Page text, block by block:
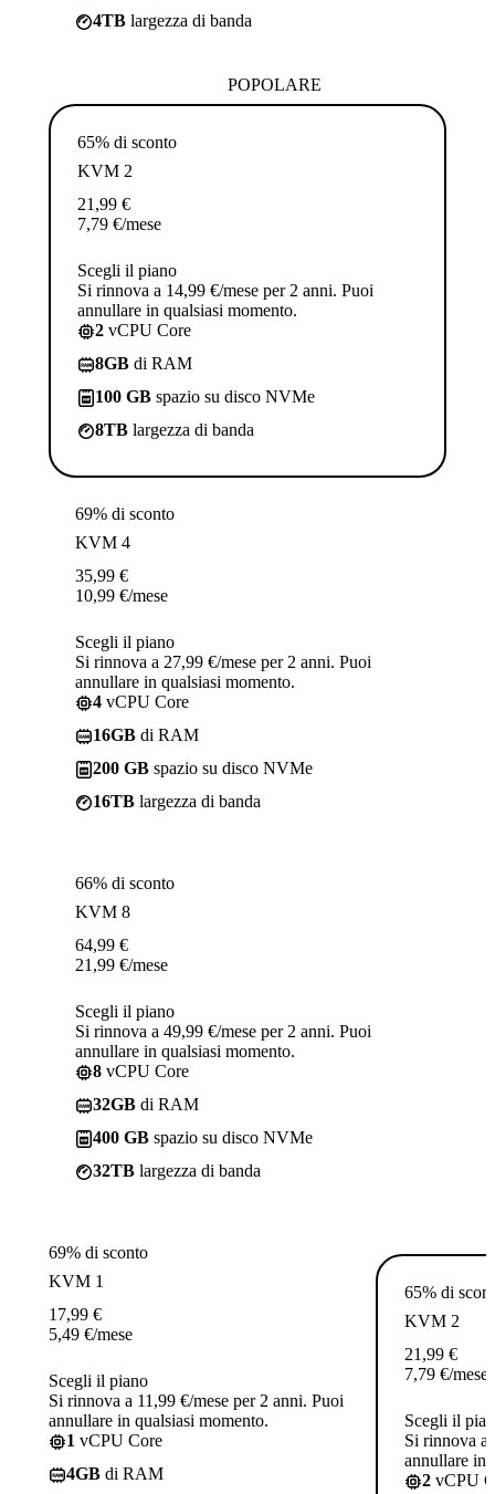
4TB largezza di banda
POPOLARE
65% di sconto
KVM 2
21,99 €
7,79 €/mese
Scegli il piano
Si rinnova a 14,99 €/mese per 2 anni. Puoi
annullare in qualsiasi momento.
2 vCPU Core
8GB di RAM
100 GB spazio su disco NVMe
8TB largezza di banda
69% di sconto
KVM 4
35,99 €
10,99 €/mese
Scegli il piano
Si rinnova a 27,99 €/mese per 2 anni. Puoi
annullare in qualsiasi momento.
4 vCPU Core
16GB di RAM
200 GB spazio su disco NVMe
16TB largezza di banda
66% di sconto
KVM 8
64,99 €
21,99 €/mese
Scegli il piano
Si rinnova a 49,99 €/mese per 2 anni. Puoi
annullare in qualsiasi momento.
8 vCPU Core
32GB di RAM
400 GB spazio su disco NVMe
32TB largezza di banda
69% di sconto
KVM 1
17,99 €
5,49 €/mese
Scegli il piano
Si rinnova a 11,99 €/mese per 2 anni. Puoi
annullare in qualsiasi momento.
1 vCPU Core
4GB di RAM
65% di
KVM 2
21,99 €
7,79 €/mese
Scegli il
Si rinnova a
annullare in
2 vCPU